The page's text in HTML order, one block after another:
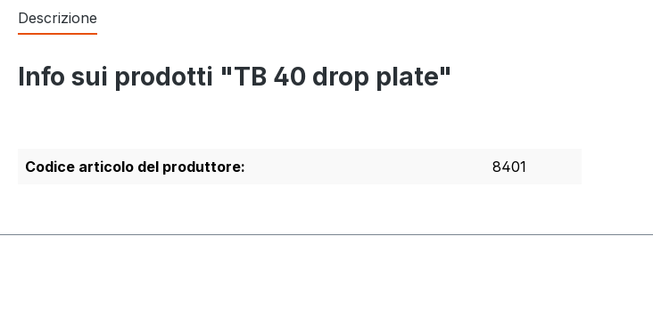
Descrizione
Info sui prodotti "TB 40 drop plate"
Codice articolo del produttore: 8401